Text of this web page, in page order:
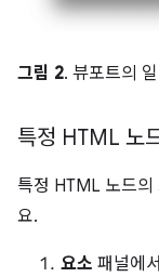
그림 2. 뷰포트의
특정 HTML 노
특정 HTML 노드의
요.
요소 패널에서